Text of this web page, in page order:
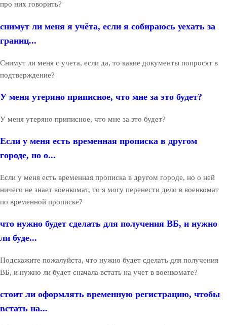
про них говорить?
снимут ли меня я учёта, если я собираюсь уехать за
границ...
Снимут ли меня с учета, если да, то какие документы попросят в
подтверждение?
У меня утеряно приписное, что мне за это будет?
У меня утеряно приписное, что мне за это будет?
Если у меня есть временная прописка в другом
городе, но о...
Если у меня есть временная прописка в другом городе, но о ней
ничего не знает военкомат, то я могу перенести дело в военкомат
по временной прописке?
что нужно будет сделать для получения ВБ, и нужно
ли буде...
Подскажите пожалуйста, что нужно будет сделать для получения
ВБ, и нужно ли будет сначала встать на учет в военкомате?
стоит ли оформлять временную регистрацию, чтобы
встать на...